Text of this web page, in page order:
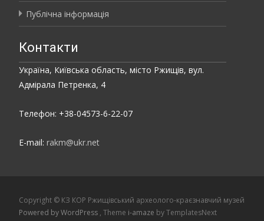
Публічна інформація
Контакти
Україна, Київська область, місто Ржищів, вул.
Адмірала Петренка, 4
Телефон: +38-04573-6-22-07
E-mail: rakm@ukr.net
Copyright © КЗ КОР Ржищівський археолого-краєзнавчий музей
Powered by WordPress , Theme i-amaze by TemplatesNext